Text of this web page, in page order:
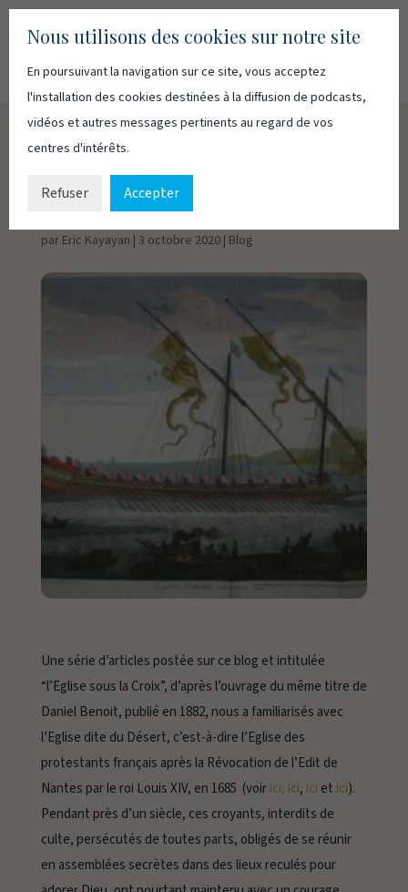
Maintenir la foi sur les
galères du roi
par Eric Kayayan | 3 octobre 2020| Blog
Une série d’articles postée sur ce blog et intitulée
“l’Eglise sous la Croix”, d’après l’ouvrage du même titre de
Daniel Benoit, publié en 1882, nous a familiarisés avec
l’Eglise dite du Désert, c’est-à-dire l’Eglise des
protestants français après la Révocation de l’Edit de
Nantes par le roi Louis XIV, en 1685 (voirici, ici, ici et ici).
Pendant près d’un siècle, ces croyants, interdits de
culte, persécutés de toutes parts, obligés de se réunir
en assemblées secrètes dans des lieux reculés pour
Nous utilisons des cookies sur notre site
En poursuivant la navigation sur ce site, vous acceptez
l'installation des cookies destinées à la diffusion de podcasts,
vidéos et autres messages pertinents au regard de vos
centres d'intérêts.
Refuser Accepter